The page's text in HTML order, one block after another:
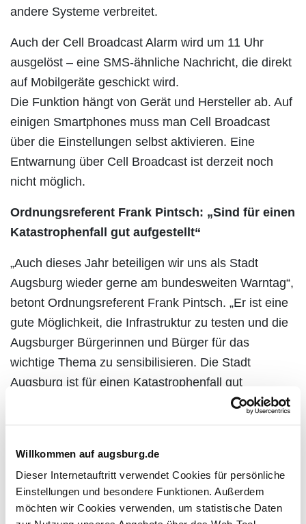
Willkommen auf augsburg.de
Dieser Internetauftritt verwendet Cookies für persönliche
Einstellungen und besondere Funktionen. Außerdem
möchten wir Cookies verwenden, um statistische Daten
andere Systeme verbreitet.
Auch der Cell Broadcast Alarm wird um 11 Uhr
ausgelöst – eine SMS-ähnliche Nachricht, die direkt
auf Mobilgeräte geschickt wird.
Die Funktion hängt von Gerät und Hersteller ab. Auf
einigen Smartphones muss man Cell Broadcast
über die Einstellungen selbst aktivieren. Eine
Entwarnung über Cell Broadcast ist derzeit noch
nicht möglich.
Ordnungsreferent Frank Pintsch: „Sind für einen
Katastrophenfall gut aufgestellt“
„Auch dieses Jahr beteiligen wir uns als Stadt
Augsburg wieder gerne am bundesweiten Warntag“,
betont Ordnungsreferent Frank Pintsch. „Er ist eine
gute Möglichkeit, die Infrastruktur zu testen und die
Augsburger Bürgerinnen und Bürger für das
wichtige Thema zu sensibilisieren. Die Stadt
Augsburg ist für einen Katastrophenfall gut
aufgestellt. Trotzdem gilt es, die vorhandenen
Konzepte und die bestehende Infrastruktur ständig
überprüfen.“
In den vergangenen Jahren konnten bundesweit bei
Großschadensereignissen und